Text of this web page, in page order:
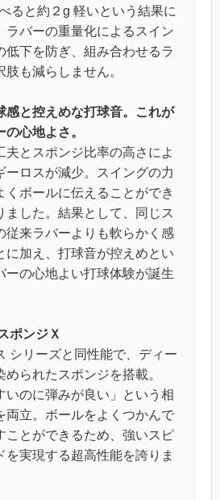
ると約２g 軽いという結果に
ラバーの重量化によるスイン
低下を防ぎ、組み合わせるラ
も減らしません。
感と控えめな打球音。これが
心地よさ。
夫とスポンジ比率の高さによ
ーロスが減少。スイングの力
くボールに伝えることができ
ました。結果として、同じス
従来ラバーよりも軟らかく感
に加え、打球音が控えめとい
ーの心地よい打球体験が誕生
ポンジＸ
シリーズと同性能で、ディー
められたスポンジを搭載。
いのに弾みが良い」という相
両立。ボールをよくつかんで
ことができるため、強いスピ
を実現する超高性能を誇りま